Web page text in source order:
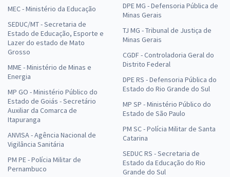
MEC - Ministério da Educação
SEDUC/MT - Secretaria de
Estado de Educação, Esporte e
Lazer do estado de Mato
Grosso
MME - Ministério de Minas e
Energia
MP GO - Ministério Público do
Estado de Goiás - Secretário
Auxiliar da Comarca de
Itapuranga
ANVISA - Agência Nacional de
Vigilância Sanitária
PM PE - Polícia Militar de
Pernambuco
DPE MG - Defensoria Pública de
Minas Gerais
TJ MG - Tribunal de Justiça de
Minas Gerais
CGDF - Controladoria Geral do
Distrito Federal
DPE RS - Defensoria Pública do
Estado do Rio Grande do Sul
MP SP - Ministério Público do
Estado de São Paulo
PM SC - Polícia Militar de Santa
Catarina
SEDUC RS - Secretaria de
Estado da Educação do Rio
Grande do Sul